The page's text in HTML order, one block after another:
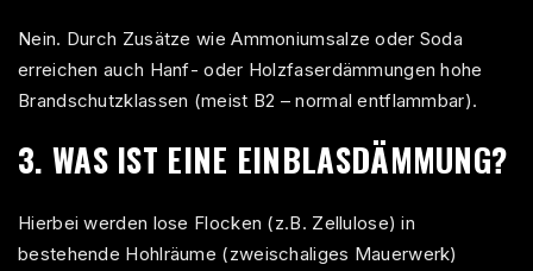
Nein. Durch Zusätze wie Ammoniumsalze oder Soda
erreichen auch Hanf- oder Holzfaserdämmungen hohe
Brandschutzklassen (meist B2 – normal entflammbar).
3. WAS IST EINE EINBLASDÄMMUNG?
Hierbei werden lose Flocken (z.B. Zellulose) in
bestehende Hohlräume (zweischaliges Mauerwerk)